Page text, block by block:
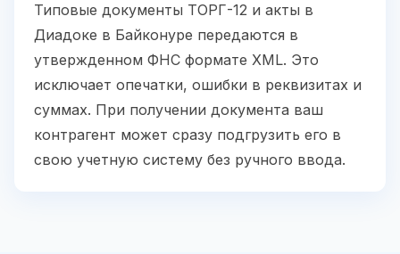
Типовые документы ТОРГ-12 и акты в
Диадоке в Байконуре передаются в
утвержденном ФНС формате XML. Это
исключает опечатки, ошибки в реквизитах и
суммах. При получении документа ваш
контрагент может сразу подгрузить его в
свою учетную систему без ручного ввода.